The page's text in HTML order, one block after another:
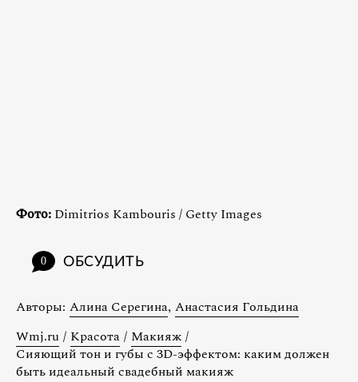
Фото: Dimitrios Kambouris / Getty Images
0 ОБСУДИТЬ
Авторы: Алина Серегина, Анастасия Гольдина
Wmj.ru / Красота / Макияж /
Сияющий тон и губы с 3D-эффектом: каким должен
быть идеальный свадебный макияж